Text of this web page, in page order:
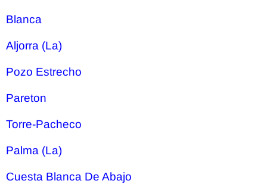
Blanca
Aljorra (La)
Pozo Estrecho
Pareton
Torre-Pacheco
Palma (La)
Cuesta Blanca De Abajo